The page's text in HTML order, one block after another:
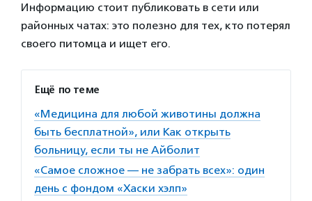
Информацию стоит публиковать в сети или
районных чатах: это полезно для тех, кто потерял
своего питомца и ищет его.
Ещё по теме
«Медицина для любой животины должна
быть бесплатной», или Как открыть
больницу, если ты не Айболит
«Самое сложное — не забрать всех»: один
день с фондом «Хаски хэлп»